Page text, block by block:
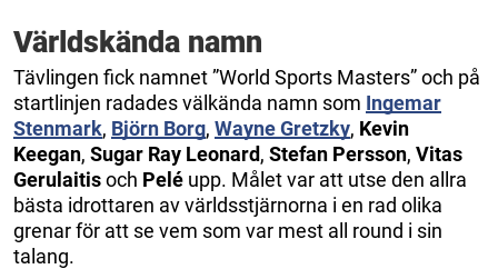
Världskända namn
Tävlingen fick namnet ”World Sports Masters” och på
startlinjen radades välkända namn som Ingemar
Stenmark, Björn Borg, Wayne Gretzky, Kevin
Keegan, Sugar Ray Leonard, Stefan Persson, Vitas
Gerulaitisoch Pelé upp. Målet var att utse den allra
bästa idrottaren av världsstjärnorna i en rad olika
grenar för att se vem som var mest all round i sin
talang.